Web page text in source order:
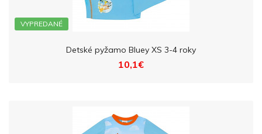
VYPREDANÉ
Detské pyžamo Bluey XS 3-4 roky
10,1€